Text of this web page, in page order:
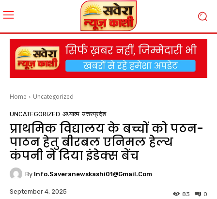
Home Uncategorized
UNCATEGORIZED अध्यात्म उत्तरप्रदेश
प्राथमिक विद्यालय के बच्चों को पठन-
पाठन हेतु बीरबल एनिमल हेल्थ
कंपनी ने दिया इंडेक्स बेंच
By Info.saveranewskashi01@gmail.com
September 4, 2025 0
83